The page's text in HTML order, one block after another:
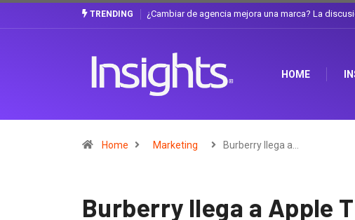
TRENDING
discusión que atraviesa a EcuadorGabriela Herrera y el arte de cambiarse el
HOME
Home Marketing Burberry llega a…
Burberry llega a Apple